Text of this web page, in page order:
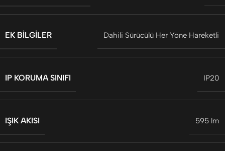
EK BILGILER Dahili Sürücülü Her Yöne Hareketli
IP KORUMA SINIFI IP20
IŞIK AKISI 595 lm